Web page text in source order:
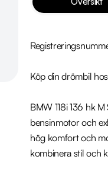
Köp din drömbil
BMW 118i 136 hk
bensinmotor och
hög komfort och
kombinera stil och